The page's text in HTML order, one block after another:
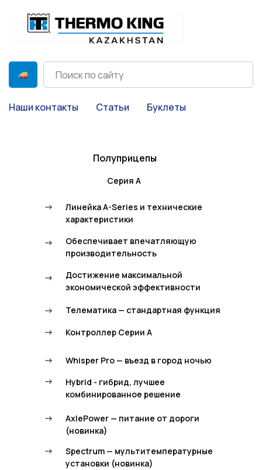
Наши контакты Статьи Буклеты
->
->
->
->
->
->
->
->
->
Полуприцепы
Серия А
Линейка A-Series и технические
характеристики
Обеспечивает впечатляющую
производительность
Достижение максимальной
экономической эффективности
Телематика — стандартная функция
Контроллер Серии А
Whisper Pro — въезд в город ночью
Hybrid - гибрид, лучшее
комбинированное решение
AxlePower — питание от дороги
(новинка)
Spectrum — мультитемпературные
установки (новинка)